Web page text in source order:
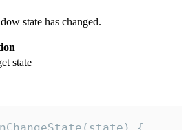
state has changed.
state